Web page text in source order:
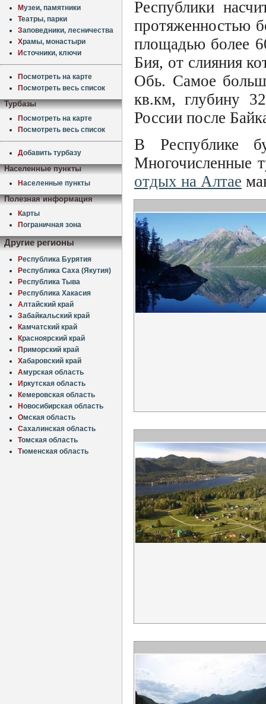
Музеи, памятники
Театры, парки
Заповедники, лесничества
Храмы, монастыри
Источники, ключи
Посмотреть на карте
Посмотреть весь список
Турбазы
Посмотреть на карте
Посмотреть весь список
Добавить турбазу
Населенные пункты
Населенные пункты
Полезная информация
Карты
Пограничная зона
Другие регионы
Республика Бурятия
Республика Саха (Якутия)
Республика Тыва
Республика Хакасия
Алтайский край
Забайкальский край
Камчатский край
Красноярский край
Приморский край
Хабаровский край
Амурская область
Иркутская область
Кемеровская область
Новосибирская область
Омская область
Сахалинская область
Томская область
Тюменская область
Республики
протяженностью
площадью более
Бия, от слияния
Обь. Самое
кв.км, глубину
России после
В Республике
Многочисленные
отдых на Алтае